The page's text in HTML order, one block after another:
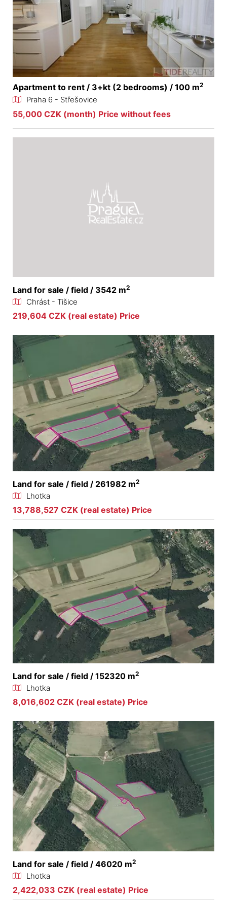
Apartment to rent / 3+kt (2 bedrooms) / 100 m2
Praha 6 - Střešovice
55,000 CZK (month) Price without fees
Land for sale / field / 3542 m2
Chrást - Tišice
219,604 CZK (real estate) Price
Land for sale / field / 261982 m2
Lhotka
13,788,527 CZK (real estate) Price
Land for sale / field / 152320 m2
Lhotka
8,016,602 CZK (real estate) Price
Land for sale / field / 46020 m2
Lhotka
2,422,033 CZK (real estate) Price